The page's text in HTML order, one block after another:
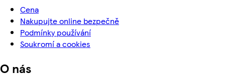
Cena
Nakupujte online bezpečně
Podmínky používání
Soukromí a cookies
O nás